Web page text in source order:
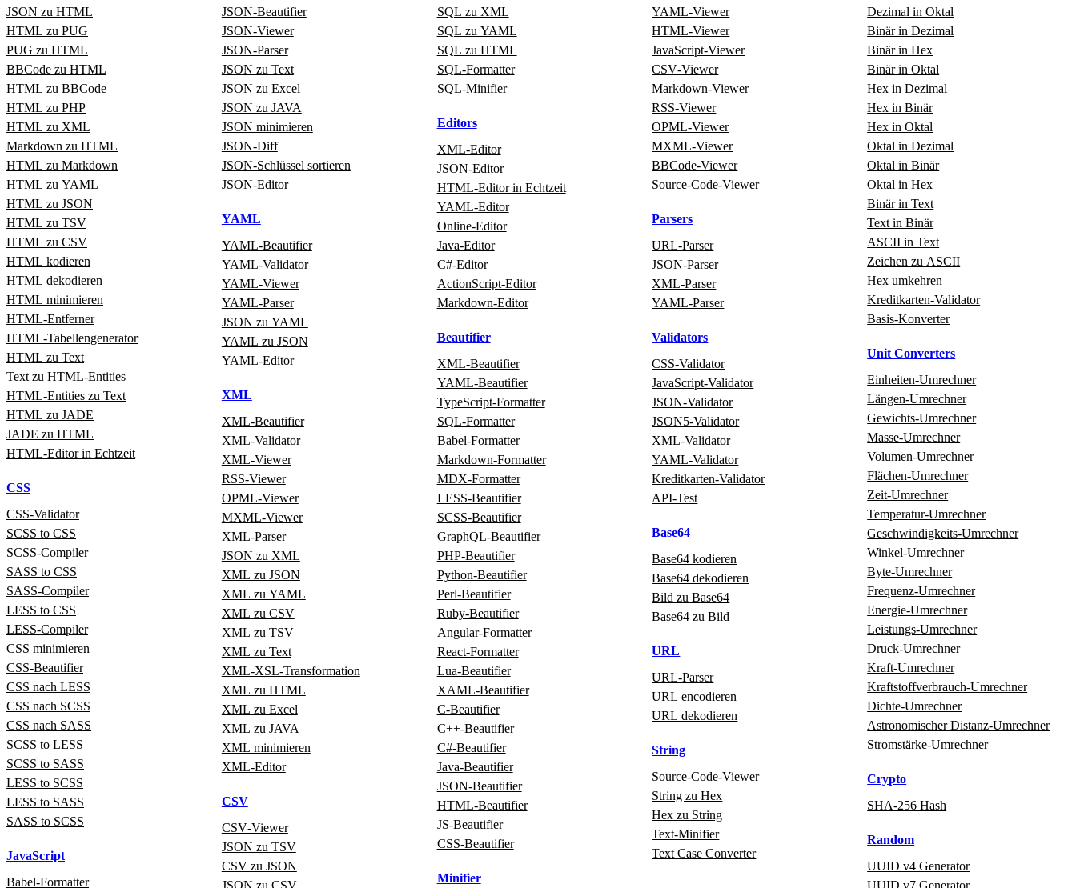
JSON zu HTML
HTML zu PUG
PUG zu HTML
BBCode zu HTML
HTML zu BBCode
HTML zu PHP
HTML zu XML
Markdown zu HTML
HTML zu Markdown
HTML zu YAML
HTML zu JSON
HTML zu TSV
HTML zu CSV
HTML kodieren
HTML dekodieren
HTML minimieren
HTML‑Entferner
HTML‑Tabellengenerator
HTML zu Text
Text zu HTML‑Entities
HTML‑Entities zu Text
HTML zu JADE
JADE zu HTML
HTML‑Editor in Echtzeit
CSS
CSS‑Validator
SCSS to CSS
SCSS‑Compiler
SASS to CSS
SASS‑Compiler
LESS to CSS
LESS‑Compiler
CSS minimieren
CSS-Beautifier
CSS nach LESS
CSS nach SCSS
CSS nach SASS
SCSS to LESS
SCSS to SASS
LESS to SCSS
LESS to SASS
SASS to SCSS
JavaScript
Babel‑Formatter
JSON-Beautifier
JSON‑Viewer
JSON‑Parser
JSON zu Text
JSON zu Excel
JSON zu JAVA
JSON minimieren
JSON‑Diff
JSON‑Schlüssel sortieren
JSON‑Editor
YAML
YAML‑Beautifier
YAML‑Validator
YAML‑Viewer
YAML‑Parser
JSON zu YAML
YAML zu JSON
YAML‑Editor
XML
XML‑Beautifier
XML‑Validator
XML‑Viewer
RSS‑Viewer
OPML‑Viewer
MXML‑Viewer
XML‑Parser
JSON zu XML
XML zu JSON
XML zu YAML
XML zu CSV
XML zu TSV
XML zu Text
XML‑XSL‑Transformation
XML zu HTML
XML zu Excel
XML zu JAVA
XML minimieren
XML‑Editor
CSV
CSV‑Viewer
JSON zu TSV
CSV zu JSON
JSON zu CSV
SQL zu XML
SQL zu YAML
SQL zu HTML
SQL‑Formatter
SQL‑Minifier
Editors
XML‑Editor
JSON‑Editor
HTML‑Editor in Echtzeit
YAML‑Editor
Online‑Editor
Java‑Editor
C#‑Editor
ActionScript‑Editor
Markdown‑Editor
Beautifier
XML‑Beautifier
YAML‑Beautifier
TypeScript‑Formatter
SQL‑Formatter
Babel‑Formatter
Markdown‑Formatter
MDX‑Formatter
LESS‑Beautifier
SCSS‑Beautifier
GraphQL‑Beautifier
PHP‑Beautifier
Python‑Beautifier
Perl‑Beautifier
Ruby‑Beautifier
Angular‑Formatter
React‑Formatter
Lua‑Beautifier
XAML‑Beautifier
C‑Beautifier
C++‑Beautifier
C#‑Beautifier
Java‑Beautifier
JSON-Beautifier
HTML‑Beautifier
JS-Beautifier
CSS-Beautifier
Minifier
YAML‑Viewer
HTML‑Viewer
JavaScript‑Viewer
CSV‑Viewer
Markdown‑Viewer
RSS‑Viewer
OPML‑Viewer
MXML‑Viewer
BBCode‑Viewer
Source‑Code‑Viewer
Parsers
URL‑Parser
JSON‑Parser
XML‑Parser
YAML‑Parser
Validators
CSS‑Validator
JavaScript‑Validator
JSON‑Validator
JSON5‑Validator
XML‑Validator
YAML‑Validator
Kreditkarten‑Validator
API‑Test
Base64
Base64 kodieren
Base64 dekodieren
Bild zu Base64
Base64 zu Bild
URL
URL‑Parser
URL encodieren
URL dekodieren
String
Source‑Code‑Viewer
String zu Hex
Hex zu String
Text‑Minifier
Text Case Converter
Dezimal in Oktal
Binär in Dezimal
Binär in Hex
Binär in Oktal
Hex in Dezimal
Hex in Binär
Hex in Oktal
Oktal in Dezimal
Oktal in Binär
Oktal in Hex
Binär in Text
Text in Binär
ASCII in Text
Zeichen zu ASCII
Hex umkehren
Kreditkarten‑Validator
Basis‑Konverter
Unit Converters
Einheiten‑Umrechner
Längen‑Umrechner
Gewichts‑Umrechner
Masse‑Umrechner
Volumen‑Umrechner
Flächen‑Umrechner
Zeit‑Umrechner
Temperatur‑Umrechner
Geschwindigkeits‑Umrechner
Winkel‑Umrechner
Byte‑Umrechner
Frequenz‑Umrechner
Energie‑Umrechner
Leistungs‑Umrechner
Druck‑Umrechner
Kraft‑Umrechner
Kraftstoffverbrauch‑Umrechner
Dichte‑Umrechner
Astronomischer Distanz‑Umrechner
Stromstärke‑Umrechner
Crypto
SHA-256 Hash
Random
UUID v4 Generator
UUID v7 Generator